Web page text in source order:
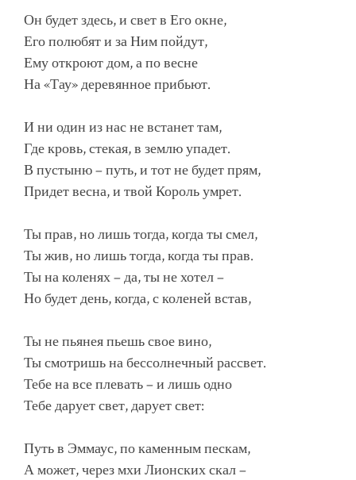
Он будет здесь, и свет в Его окне,
Его полюбят и за Ним пойдут,
Ему откроют дом, а по весне
На «Тау» деревянное прибьют.
И ни один из нас не встанет там,
Где кровь, стекая, в землю упадет.
В пустыню – путь, и тот не будет прям,
Придет весна, и твой Король умрет.
Ты прав, но лишь тогда, когда ты смел,
Ты жив, но лишь тогда, когда ты прав.
Ты на коленях – да, ты не хотел –
Но будет день, когда, с коленей встав,
Ты не пьянея пьешь свое вино,
Ты смотришь на бессолнечный рассвет.
Тебе на все плевать – и лишь одно
Тебе дарует свет, дарует свет:
Путь в Эммаус, по каменным пескам,
А может, через мхи Лионских скал –